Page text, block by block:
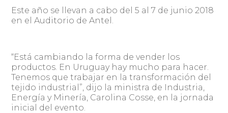
Este año se llevan a cabo del 5 al 7 de junio 2018
en el Auditorio de Antel.
“Está cambiando la forma de vender los
productos. En Uruguay hay mucho para hacer.
Tenemos que trabajar en la transformación del
tejido industrial”, dijo la ministra de Industria,
Energía y Minería, Carolina Cosse, en la jornada
inicial del evento.